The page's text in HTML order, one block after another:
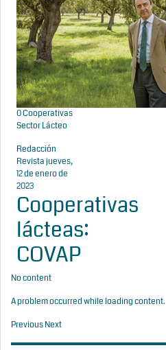
0Cooperativas
Sector Lácteo
Redacción
Revistajueves,
12 de enero de
2023
Cooperativas
lácteas:
COVAP
No content
A problem occurred while loading content.
PreviousNext